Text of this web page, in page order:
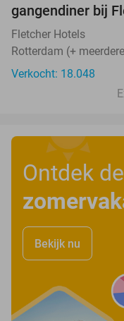
gangendiner bij
Fletcher Hotels
Rotterdam (+
Verkocht: 18.048
Ontdek
Bekijk nu